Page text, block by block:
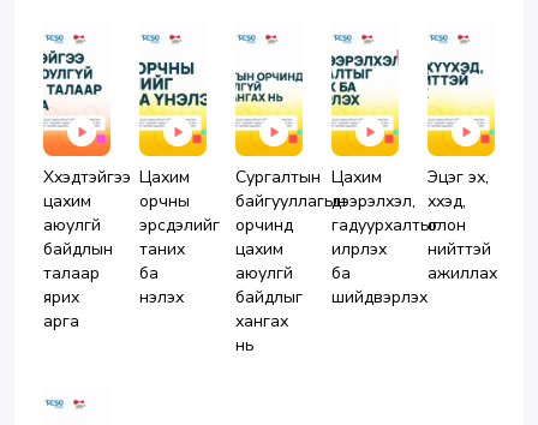
Хүүхэдтэйгээ
цахим
аюулгүй
байдлын
талаар
ярих
арга
Цахим
орчны
эрсдэлийг
таних
ба
үнэлэх
Сургалтын
байгууллагын
орчинд
цахим
аюулгүй
байдлыг
хангах
нь
Цахим
дээрэлхэл,
гадуурхалтыг
илрүүлэх
ба
шийдвэрлэх
Эцэг эх,
хүүхэд,
олон
нийттэй
ажиллах